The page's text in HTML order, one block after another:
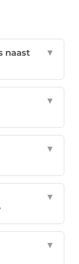
naast
▼
▼
▼
▼
▼